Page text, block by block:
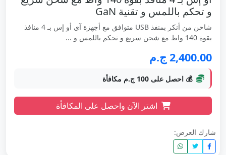
و تحكم باللمس و تقنية GaN
شاحن من أنكر بمنفذ USB متوافق مع أجهزة آي أو إس بـ 4 منافذ
بقوة 140 واط مع شحن سريع و تحكم باللمس و ...
2,400.00 ج.م
💰 احصل على 100 ج.م مكافأة
اشتر الآن واحصل على المكافأة
شارك العرض: